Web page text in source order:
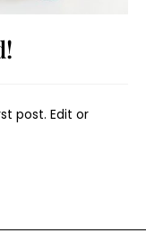
post. Edit or